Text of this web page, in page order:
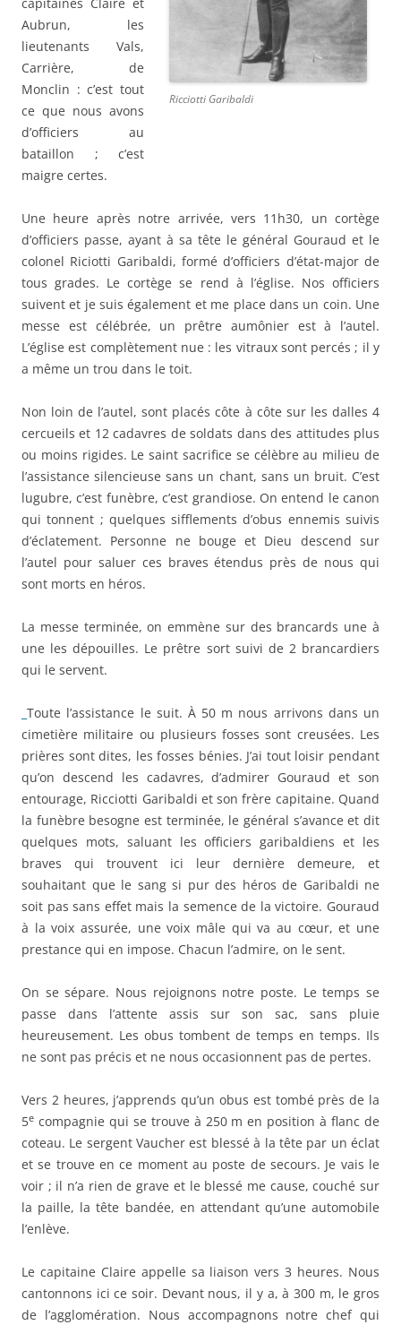
Ricciotti Garibaldi
capitaines Claire et
Aubrun, les
lieutenants Vals,
Carrière, de
Monclin : c’est tout
ce que nous avons
d’officiers au
bataillon ; c’est
maigre certes.
Une heure après notre arrivée, vers 11h30, un cortège
d’officiers passe, ayant à sa tête le général Gouraud et le
colonel Riciotti Garibaldi, formé d’officiers d’état-major de
tous grades. Le cortège se rend à l’église. Nos officiers
suivent et je suis également et me place dans un coin. Une
messe est célébrée, un prêtre aumônier est à l’autel.
L’église est complètement nue : les vitraux sont percés ; il y
a même un trou dans le toit.
Non loin de l’autel, sont placés côte à côte sur les dalles 4
cercueils et 12 cadavres de soldats dans des attitudes plus
ou moins rigides. Le saint sacrifice se célèbre au milieu de
l’assistance silencieuse sans un chant, sans un bruit. C’est
lugubre, c’est funèbre, c’est grandiose. On entend le canon
qui tonnent ; quelques sifflements d’obus ennemis suivis
d’éclatement. Personne ne bouge et Dieu descend sur
l’autel pour saluer ces braves étendus près de nous qui
sont morts en héros.
La messe terminée, on emmène sur des brancards une à
une les dépouilles. Le prêtre sort suivi de 2 brancardiers
qui le servent.
Toute l’assistance le suit. À 50 m nous arrivons dans un
cimetière militaire ou plusieurs fosses sont creusées. Les
prières sont dites, les fosses bénies. J’ai tout loisir pendant
qu’on descend les cadavres, d’admirer Gouraud et son
entourage, Ricciotti Garibaldi et son frère capitaine. Quand
la funèbre besogne est terminée, le général s’avance et dit
quelques mots, saluant les officiers garibaldiens et les
braves qui trouvent ici leur dernière demeure, et
souhaitant que le sang si pur des héros de Garibaldi ne
soit pas sans effet mais la semence de la victoire. Gouraud
à la voix assurée, une voix mâle qui va au cœur, et une
prestance qui en impose. Chacun l’admire, on le sent.
On se sépare. Nous rejoignons notre poste. Le temps se
passe dans l’attente assis sur son sac, sans pluie
heureusement. Les obus tombent de temps en temps. Ils
ne sont pas précis et ne nous occasionnent pas de pertes.
Vers 2 heures, j’apprends qu’un obus est tombé près de la
5e compagnie qui se trouve à 250 m en position à flanc de
coteau. Le sergent Vaucher est blessé à la tête par un éclat
et se trouve en ce moment au poste de secours. Je vais le
voir ; il n’a rien de grave et le blessé me cause, couché sur
la paille, la tête bandée, en attendant qu’une automobile
l’enlève.
Le capitaine Claire appelle sa liaison vers 3 heures. Nous
cantonnons ici ce soir. Devant nous, il y a, à 300 m, le gros
de l’agglomération. Nous accompagnons notre chef qui